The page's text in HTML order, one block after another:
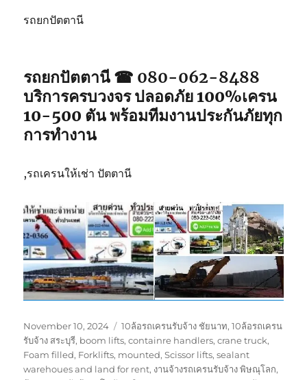
รถยกปัตตานี
รถยกปัตตานี ☎ 080-062-8488
บริการครบวงจร ปลอดภัย 100%เครน
10-500 ตัน พร้อมทีมงานประกันภัยทุก
การทำงาน
,รถเครนให้เช่า ปัตตานี
Posted
on
November 10, 2024 Tags
10ล้อรถเครนรับจ้าง ชัยนาท,10ล้อรถเครน
รับจ้าง สระบุรี, boom lifts,containre handlers,crane truck,
Foam filled, Forklifts, mounted,Scissor lifts,sealant
warehoues and land for rent, งานจ้างรถเครนรับจ้าง พิษณุโลก,